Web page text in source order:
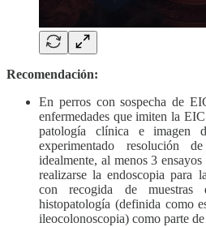
Recomendación:
En perros con sospecha de
enfermedades que imiten la
patología clínica e imagen
experimentado resolución
idealmente, al menos 3
realizarse la endoscopia para
con recogida de muestras
histopatología (definida como
ileocolonoscopia) como parte